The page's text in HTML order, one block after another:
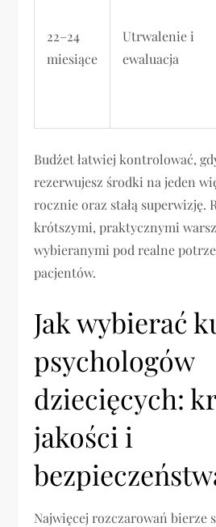
22–24
miesiące
Utrwalenie i
ewaluacja
Budżet łatwiej kontrolować,
rezerwujesz środki na jeden
rocznie oraz stałą superwizję.
krótszymi, praktycznymi
wybieranymi pod realne
pacjentów.
Jak wybierać
psychologów
dziecięcych:
jakości i
Najwięcej rozczarowań bierze